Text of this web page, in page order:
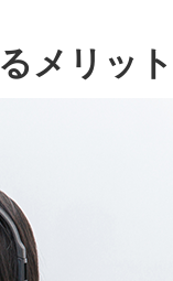
メリット